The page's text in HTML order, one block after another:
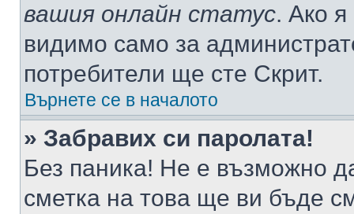
вашия онлайн статус. Ако
видимо само за
потребители ще сте Скрит.
Върнете се в началото
» Забравих си паролата!
Без паника! Не е възможно
сметка на това ще ви бъде